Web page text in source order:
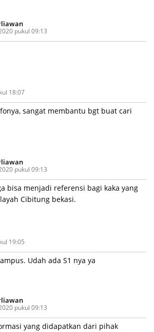
pukul 09:13
18:07
sangat membantu bgt buat cari
pukul 09:13
bisa menjadi referensi bagi kaka yang
Cibitung bekasi.
19:05
Udah ada S1 nya ya
pukul 09:13
yang didapatkan dari pihak